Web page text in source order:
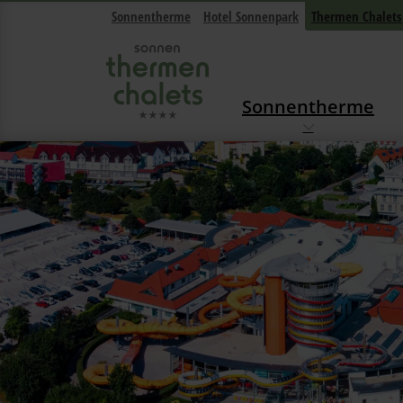
Navigation überspringen
Sonnentherme Hotel Sonnenpark Thermen Chalets
Sonnentherme